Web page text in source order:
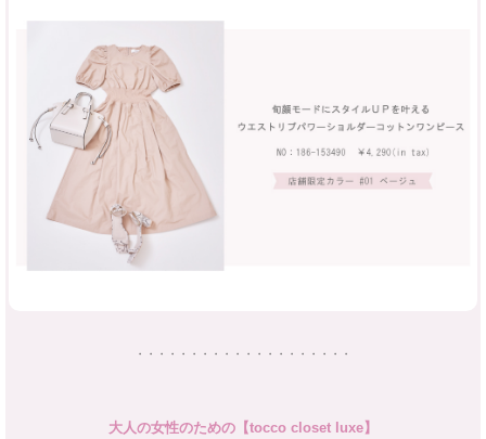
・・・・・・・・・・・・・・・・・・・・
大人の女性のための【tocco closet luxe】